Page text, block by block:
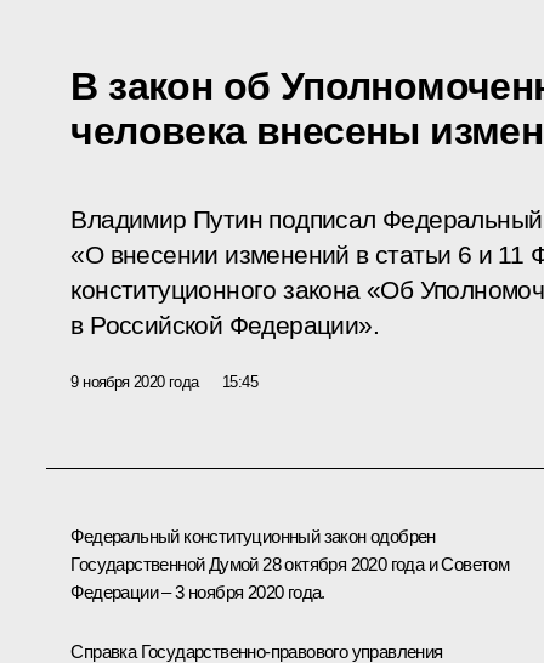
В закон об
человека внесены
Владимир Путин подписал Федеральный
«О внесении изменений в статьи 6 и 11
конституционного закона «Об
в Российской Федерации».
9 ноября 2020 года 15:45
Федеральный конституционный закон одобрен
Государственной Думой 28 октября 2020 года и Советом
Федерации – 3 ноября 2020 года.
Справка Государственно-правового управления